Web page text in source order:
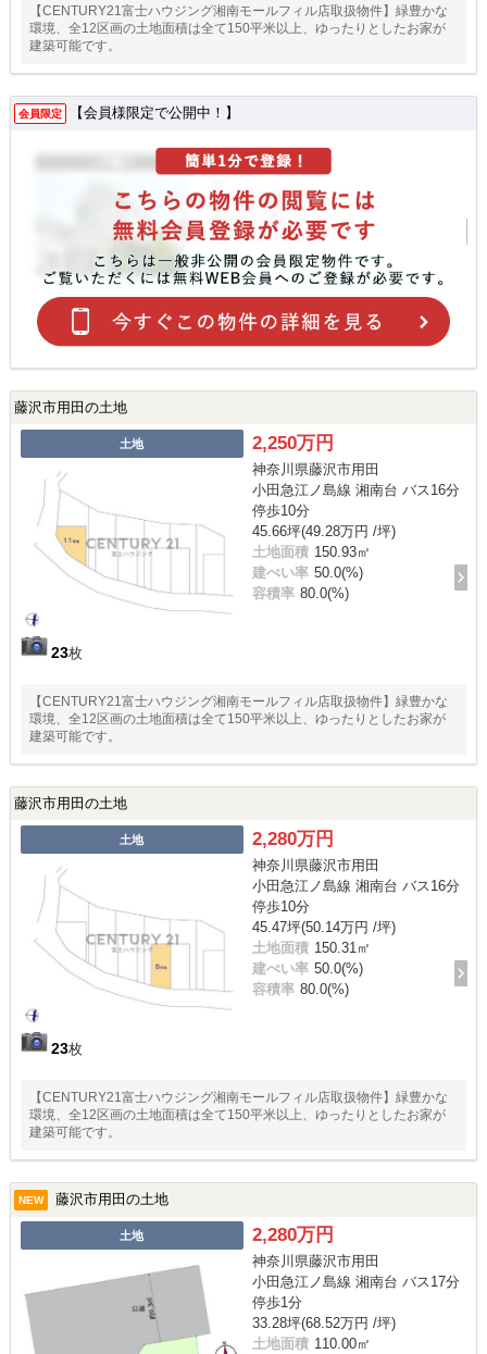
【CENTURY21富士ハウジング湘南モールフィル店取扱物件】緑豊かな
環境、全12区画の土地面積は全て150平米以上、ゆったりとしたお家が
建築可能です。
会員限定 【会員様限定で公開中！】
藤沢市用田の土地
土地
23枚
2,250万円
神奈川県藤沢市用田
小田急江ノ島線 湘南台 バス16分
停歩10分
45.66坪(49.28万円 /坪)
土地面積 150.93㎡
建ぺい率 50.0(%)
容積率 80.0(%)
【CENTURY21富士ハウジング湘南モールフィル店取扱物件】緑豊かな
環境、全12区画の土地面積は全て150平米以上、ゆったりとしたお家が
建築可能です。
藤沢市用田の土地
土地
23枚
2,280万円
神奈川県藤沢市用田
小田急江ノ島線 湘南台 バス16分
停歩10分
45.47坪(50.14万円 /坪)
土地面積 150.31㎡
建ぺい率 50.0(%)
容積率 80.0(%)
【CENTURY21富士ハウジング湘南モールフィル店取扱物件】緑豊かな
環境、全12区画の土地面積は全て150平米以上、ゆったりとしたお家が
建築可能です。
NEW 藤沢市用田の土地
土地 2,280万円
神奈川県藤沢市用田
小田急江ノ島線 湘南台 バス17分
停歩1分
33.28坪(68.52万円 /坪)
土地面積 110.00㎡